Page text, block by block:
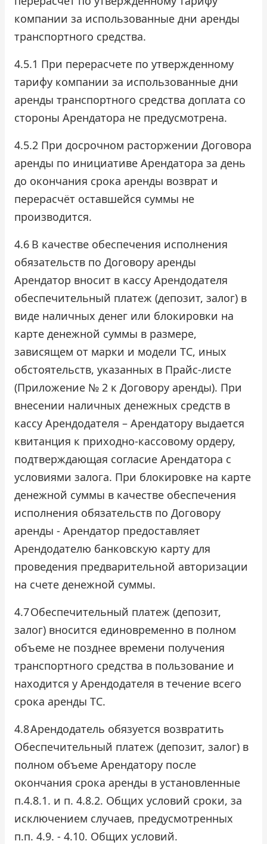
компании за использованные дни аренды
транспортного средства.
4.5.1 При перерасчете по утвержденному
тарифу компании за использованные дни
аренды транспортного средства доплата со
стороны Арендатора не предусмотрена.
4.5.2 При досрочном расторжении Договора
аренды по инициативе Арендатора за день
до окончания срока аренды возврат и
перерасчёт оставшейся суммы не
производится.
4.6 В качестве обеспечения исполнения
обязательств по Договору аренды
Арендатор вносит в кассу Арендодателя
обеспечительный платеж (депозит, залог) в
виде наличных денег или блокировки на
карте денежной суммы в размере,
зависящем от марки и модели ТС, иных
обстоятельств, указанных в Прайс-листе
(Приложение № 2 к Договору аренды). При
внесении наличных денежных средств в
кассу Арендодателя – Арендатору выдается
квитанция к приходно-кассовому ордеру,
подтверждающая согласие Арендатора с
условиями залога. При блокировке на карте
денежной суммы в качестве обеспечения
исполнения обязательств по Договору
аренды - Арендатор предоставляет
Арендодателю банковскую карту для
проведения предварительной авторизации
на счете денежной суммы.
4.7Обеспечительный платеж (депозит,
залог) вносится единовременно в полном
объеме не позднее времени получения
транспортного средства в пользование и
находится у Арендодателя в течение всего
срока аренды ТС.
4.8Арендодатель обязуется возвратить
Обеспечительный платеж (депозит, залог) в
полном объеме Арендатору после
окончания срока аренды в установленные
п.4.8.1. и п. 4.8.2. Общих условий сроки, за
исключением случаев, предусмотренных
п.п. 4.9. - 4.10. Общих условий.